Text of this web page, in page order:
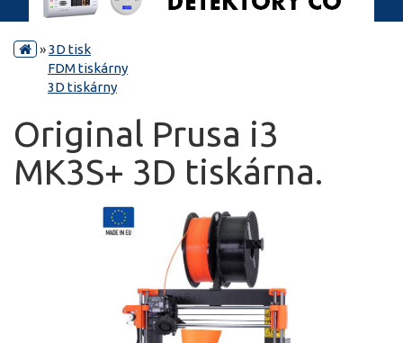
»3D tisk
FDM tiskárny
3D tiskárny
Original Prusa i3
MK3S+ 3D tiskárna.